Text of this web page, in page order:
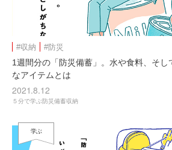
#収納 #防災
1週間分の「防災備蓄」。水や食料、そし
なアイテムとは
2021.8.12
５分で学ぶ防災備蓄収納
学ぶ